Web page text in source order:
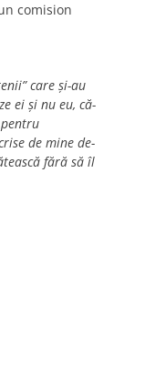
comision
care și-au
ei și nu eu, că-
de mine de-
fără să îl